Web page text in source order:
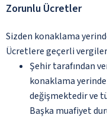
Zorunlu Ücretler
Sizden konaklama
Ücretlere geçerli
Şehir tarafından
konaklama
değişmektedir ve
Başka muafiyet